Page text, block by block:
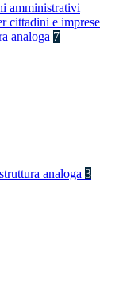
amministrativi
cittadini e imprese
analoga 7
analoga 3